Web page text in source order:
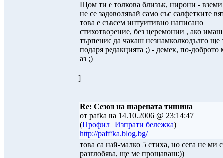
Щом ти е толкова близък, нирони - вземи
не се задоволявай само със салфетките
това е съвсем интуитивно написано
стихотворение, без церемонии , ако имаш
търпение да чакаш незнамколкодълго ще
подаря редакцията ;) - демек, по-доброто
аз ;)
]
Re: Сезон на шарената тишина
от pafka на 14.10.2006 @ 23:14:47
(Профил | Изпрати бележка)
http://pafffka.blog.bg/
това са най-малко 5 стиха, но сега не ми
разглобява, ще ме прощаваш:))